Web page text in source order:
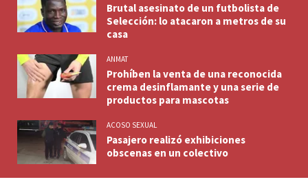
Brutal asesinato de un futbolista de
Selección: lo atacaron a metros de su
casa
ANMAT
Prohíben la venta de una reconocida
crema desinflamante y una serie de
productos para mascotas
ACOSO SEXUAL
Pasajero realizó exhibiciones
obscenas en un colectivo